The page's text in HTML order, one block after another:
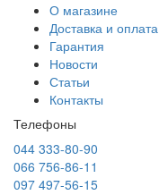
О магазине
Доставка и оплата
Гарантия
Новости
Статьи
Контакты
Телефоны
044 333-80-90
066 756-86-11
097 497-56-15